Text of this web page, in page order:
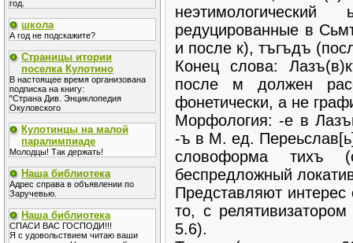
год.
школа
А год не подскажите?
Страницы итории
поселка Кулотино
В настоящее время организована
подписка на книгу:
"Страна Див. Энциклопедия
Окуловского
Кулотинцы на малой
паралимпиаде
Молодцы! Так держать!
Наша библиотека
Адрес справа в объявлении по
Заручевью.
Наша библиотека
СПАСИ ВАС ГОСПОДИ!!!
Я с удовольствием читаю ваши
редуцированные в
и после к), тъгъдъ
Конец слова:
после м должен
фонетически, а не
Морфология: -е в
-ъ в М. ед.
словоформа
беспредложный
Представляют
то, с
5.6).